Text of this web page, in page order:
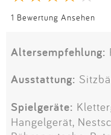
1 Bewertung Ansehen
Altersempfehlung:
Ausstattung:
Spielgeräte:
Hangelgerät,